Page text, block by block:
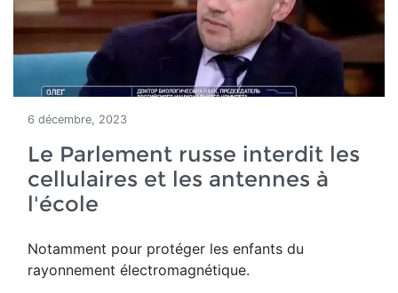
6 décembre, 2023
Le Parlement russe interdit les
cellulaires et les antennes à
l'école
Notamment pour protéger les enfants du
rayonnement électromagnétique.